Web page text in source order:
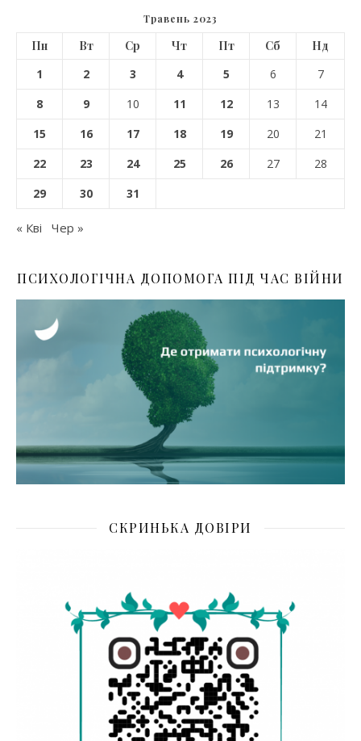
Травень 2023
Пн Вт Ср Чт Пт Сб
Нд
1
2 3 4 5 6
7
8
9 10 11 12 13
14
15
16 17 18 19 20
21
22
23 24 25 26 27
28
29
30 31
« Кві Чер »
ПСИХОЛОГІЧНА ДОПОМОГА ПІД ЧАС ВІЙНИ
СКРИНЬКА ДОВІРИ